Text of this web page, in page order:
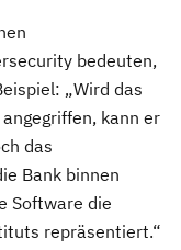
bedeuten,
„Wird das
kann er
das
Bank binnen
Software die
repräsentiert.“